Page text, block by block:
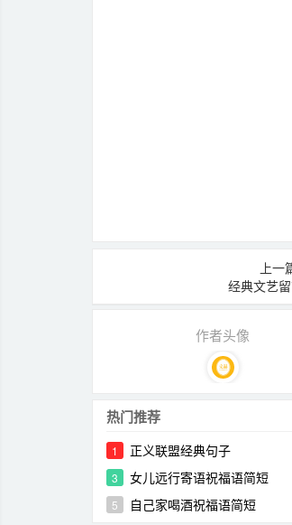
上一
经典文艺
作者头像
热门推荐
1 正义联盟经典句子
3 女儿远行寄语祝福语简短
5 自己家喝酒祝福语简短